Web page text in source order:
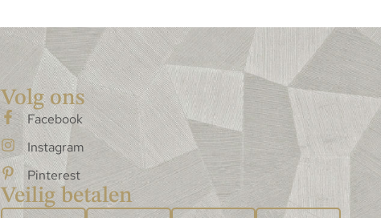
Volg ons
Facebook
Instagram
Pinterest
Veilig betalen